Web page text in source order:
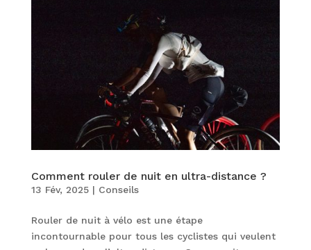
Comment rouler de nuit en ultra-distance ?
13 Fév, 2025 | Conseils
Rouler de nuit à vélo est une étape
incontournable pour tous les cyclistes qui veulent